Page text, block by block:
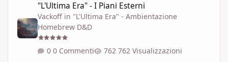
"L'Ultima Era" - I Piani Esterni
Vackoff in "L'Ultima Era" - Ambientazione
Homebrew D&D
0 Commenti 762 Visualizzazioni